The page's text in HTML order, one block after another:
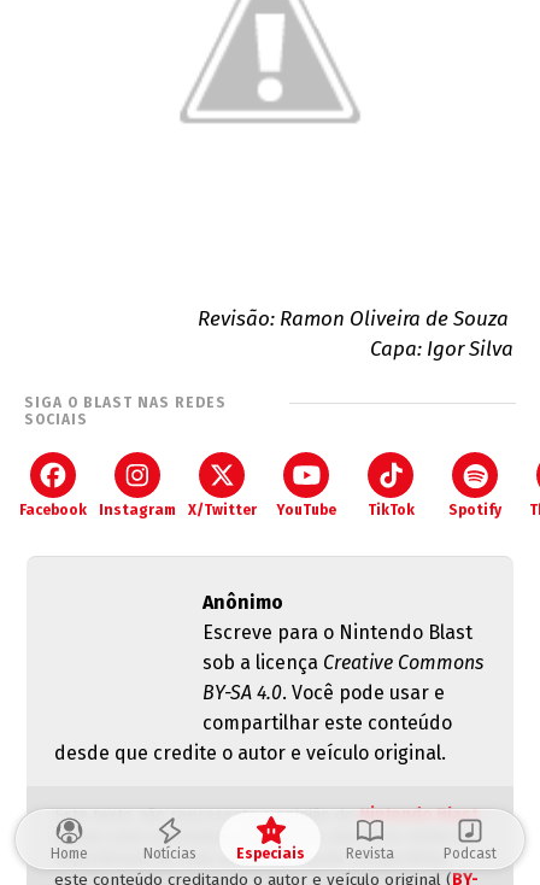
Revisão: Ramon Oliveira de Souza
Capa: Igor Silva
SIGA O BLAST NAS REDES
SOCIAIS
Facebook Instagram X/Twitter YouTube TikTok Spotify
Anônimo
Escreve para o Nintendo Blast
sob a licença Creative Commons
BY-SA 4.0. Você pode usar e
compartilhar este conteúdo
desde que credite o autor e veículo original.
Este texto não representa a opinião doNintendo Blast.
Somos uma comunidade de gamers aberta às visões e
experiências de cada autor. Você pode compartilhar
este conteúdo creditando o autor e veículo original (BY-
Home Notícias Especiais Revista Podcast